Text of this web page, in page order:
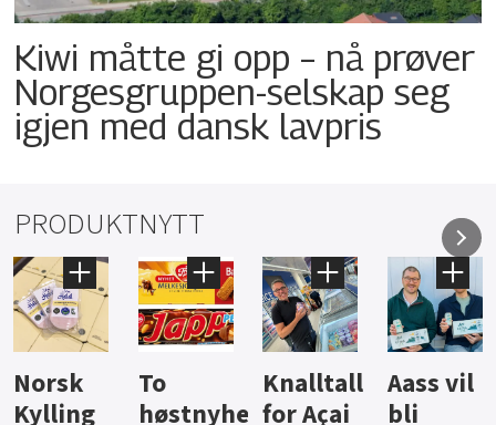
Kiwi måtte gi opp – nå prøver
Norgesgruppen-selskap seg
igjen med dansk lavpris
PRODUKTNYTT
Knalltall
for Açai
Aass vil
bli
Brus og
jus fra
Hard
iste fra